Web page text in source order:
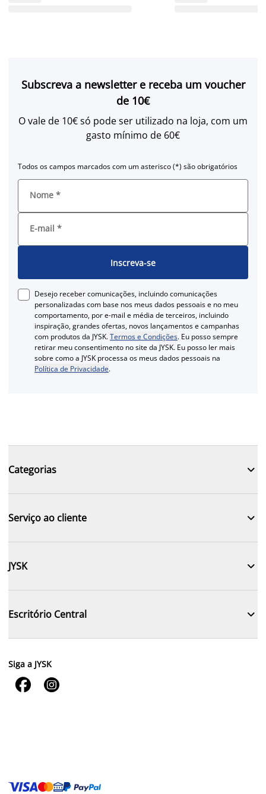
Subscreva a newsletter e receba um voucher
de 10€
O vale de 10€ só pode ser utilizado na loja, com um
gasto mínimo de 60€
Todos os campos marcados com um asterisco (*) são obrigatórios
Nome *
E-mail *
Inscreva-se
Desejo receber comunicações, incluindo comunicações
personalizadas com base nos meus dados pessoais e no meu
comportamento, por e-mail e média de terceiros, incluindo
inspiração, grandes ofertas, novos lançamentos e campanhas
com produtos da JYSK.Termos e Condições. Eu posso sempre
retirar meu consentimento no site da JYSK. Eu posso ler mais
sobre como a JYSK processa os meus dados pessoais na
Política de Privacidade.
Categorias 
Serviço ao cliente 
JYSK 
Escritório Central 
Siga a JYSK
 